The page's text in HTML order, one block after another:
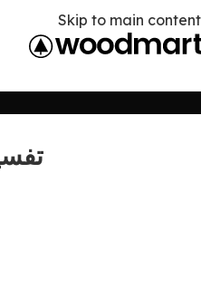
Skip to main content